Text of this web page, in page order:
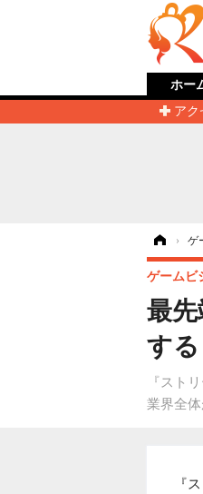
ホー
アク
› ゲ
最
す
『スト
業界全
ゲームビ
『